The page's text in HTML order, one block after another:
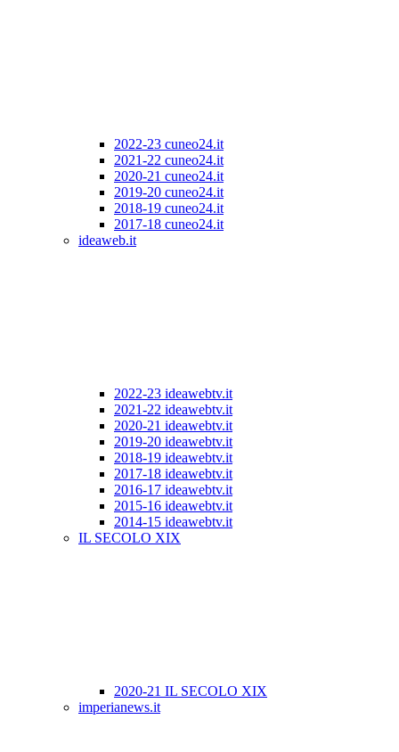
2022-23 cuneo24.it
2021-22 cuneo24.it
2020-21 cuneo24.it
2019-20 cuneo24.it
2018-19 cuneo24.it
2017-18 cuneo24.it
ideaweb.it
2022-23 ideawebtv.it
2021-22 ideawebtv.it
2020-21 ideawebtv.it
2019-20 ideawebtv.it
2018-19 ideawebtv.it
2017-18 ideawebtv.it
2016-17 ideawebtv.it
2015-16 ideawebtv.it
2014-15 ideawebtv.it
IL SECOLO XIX
2020-21 IL SECOLO XIX
imperianews.it